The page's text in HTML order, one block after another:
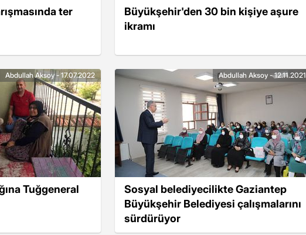
ter
Büyükşehir'den 30 bin kişiye aşure
ikramı
Tuğgeneral
Abdullah Aksoy - 17.07.2022
Sosyal belediyecilikte Gaziantep
Büyükşehir Belediyesi çalışmalarını
sürdürüyor
Abdullah Aksoy - 12.11.2021